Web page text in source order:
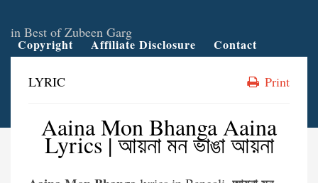
Copyright Affiliate Disclosure Contact
in Best of Zubeen Garg
LYRIC Print
Aaina Mon Bhanga Aaina
Lyrics | আয়না মন ভাঙা আয়না